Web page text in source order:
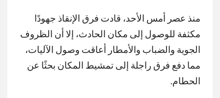
منذ عصر أمس الأحد، قادت فرق الإنقاذ جهودًا
مكثفة للوصول إلى مكان الحادث، إلا أن الظروف
الجوية والضباب والأمطار أعاقت وصول الآليات،
مما دفع فرق راجلة إلى تمشيط المكان بحثًا عن
الحطام.